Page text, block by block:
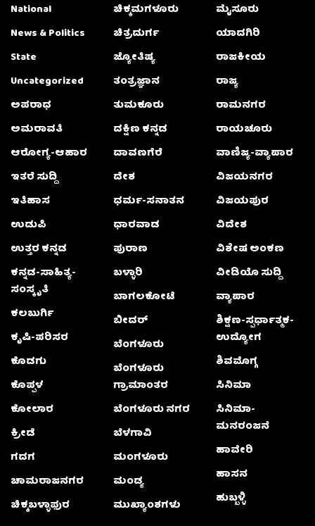
National
News & Politics
State
Uncategorized
ಅಪರಾಧ
ಅಮರಾವತಿ
ಆರೋಗ್ಯ-ಆಹಾರ
ಇತರೆ ಸುದ್ದಿ
ಇತಿಹಾಸ
ಉಡುಪಿ
ಉತ್ತರ ಕನ್ನಡ
ಕನ್ನಡ-ಸಾಹಿತ್ಯ-
ಸಂಸ್ಕೃತಿ
ಕಲಬುರ್ಗಿ
ಕೃಷಿ-ಪರಿಸರ
ಕೊಡಗು
ಕೊಪ್ಪಳ
ಕೋಲಾರ
ಕ್ರೀಡೆ
ಗದಗ
ಚಾಮರಾಜನಗರ
ಚಿಕ್ಕಬಳ್ಳಾಫುರ
ಚಿಕ್ಕಮಗಳೂರು
ಚಿತ್ರದುರ್ಗ
ಜ್ಯೋತಿಷ್ಯ
ತಂತ್ರಜ್ಞಾನ
ತುಮಕೂರು
ದಕ್ಷಿಣ ಕನ್ನಡ
ದಾವಣಗೆರೆ
ದೇಶ
ಧರ್ಮ-ಸನಾತನ
ಧಾರವಾಡ
ಪುರಾಣ
ಬಳ್ಳಾರಿ
ಬಾಗಲಕೋಟೆ
ಬೀದರ್
ಬೆಂಗಳೂರು
ಬೆಂಗಳೂರು
ಗ್ರಾಮಾಂತರ
ಬೆಂಗಳೂರು ನಗರ
ಬೆಳಗಾವಿ
ಮಂಗಳೂರು
ಮಂಡ್ಯ
ಮುಖ್ಯಾಂಶಗಳು
ಮೈಸೂರು
ಯಾದಗಿರಿ
ರಾಜಕೀಯ
ರಾಜ್ಯ
ರಾಮನಗರ
ರಾಯಚೂರು
ವಾಣಿಜ್ಯ-ವ್ಯಾಪಾರ
ವಿಜಯನಗರ
ವಿಜಯಪುರ
ವಿದೇಶ
ವಿಶೇಷ ಅಂಕಣ
ವೀಡಿಯೊ ಸುದ್ದಿ
ವ್ಯಾಪಾರ
ಶಿಕ್ಷಣ-ಸ್ಪರ್ಧಾತ್ಮಕ-
ಉದ್ಯೋಗ
ಶಿವಮೊಗ್ಗ
ಸಿನಿಮಾ
ಸಿನಿಮಾ-
ಮನರಂಜನೆ
ಹಾವೇರಿ
ಹಾಸನ
ಹುಬ್ಬಳ್ಳಿ